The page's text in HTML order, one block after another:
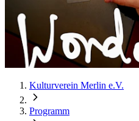
Kulturverein Merlin e.V.
Programm